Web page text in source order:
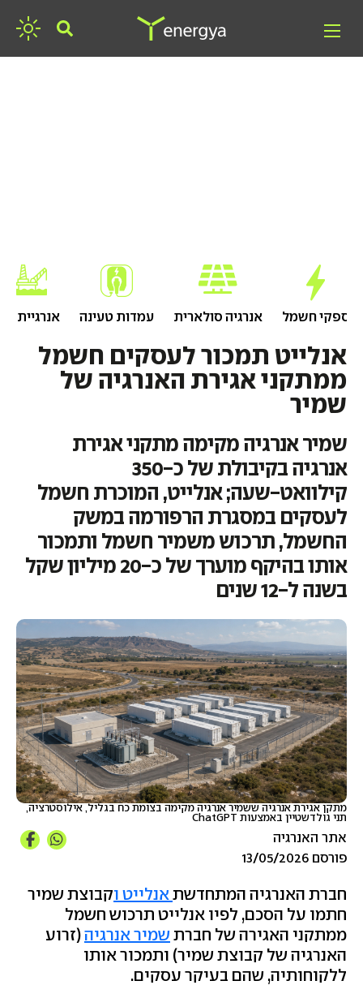
ספקי חשמל אנרגיה סולארית עמדות טעינה אנרגיית גז
אנלייט תמכור לעסקים חשמל
ממתקני אגירת האנרגיה של
שמיר
שמיר אנרגיה מקימה מתקני אגירת
אנרגיה בקיבולת של כ-350
קילוואט-שעה; אנלייט, המוכרת חשמל
לעסקים במסגרת הרפורמה במשק
החשמל, תרכוש משמיר חשמל ותמכור
אותו בהיקף מוערך של כ-20 מיליון שקל
בשנה ל-12 שנים
מתקן אגירת אנרגיה ששמיר אנרגיה מקימה בצומת כח בגליל, אילוסטרציה,
תני גולדשטיין באמצעות ChatGPT
אתר האנרגיה
פורסם 13/05/2026
חברת האנרגיה המתחדשתאנלייט וקבוצת שמיר
חתמו על הסכם, לפיו אנלייט תרכוש חשמל
ממתקני האגירה של חברתשמיר אנרגיה(זרוע
האנרגיה של קבוצת שמיר) ותמכור אותו
ללקוחותיה, שהם בעיקר עסקים.